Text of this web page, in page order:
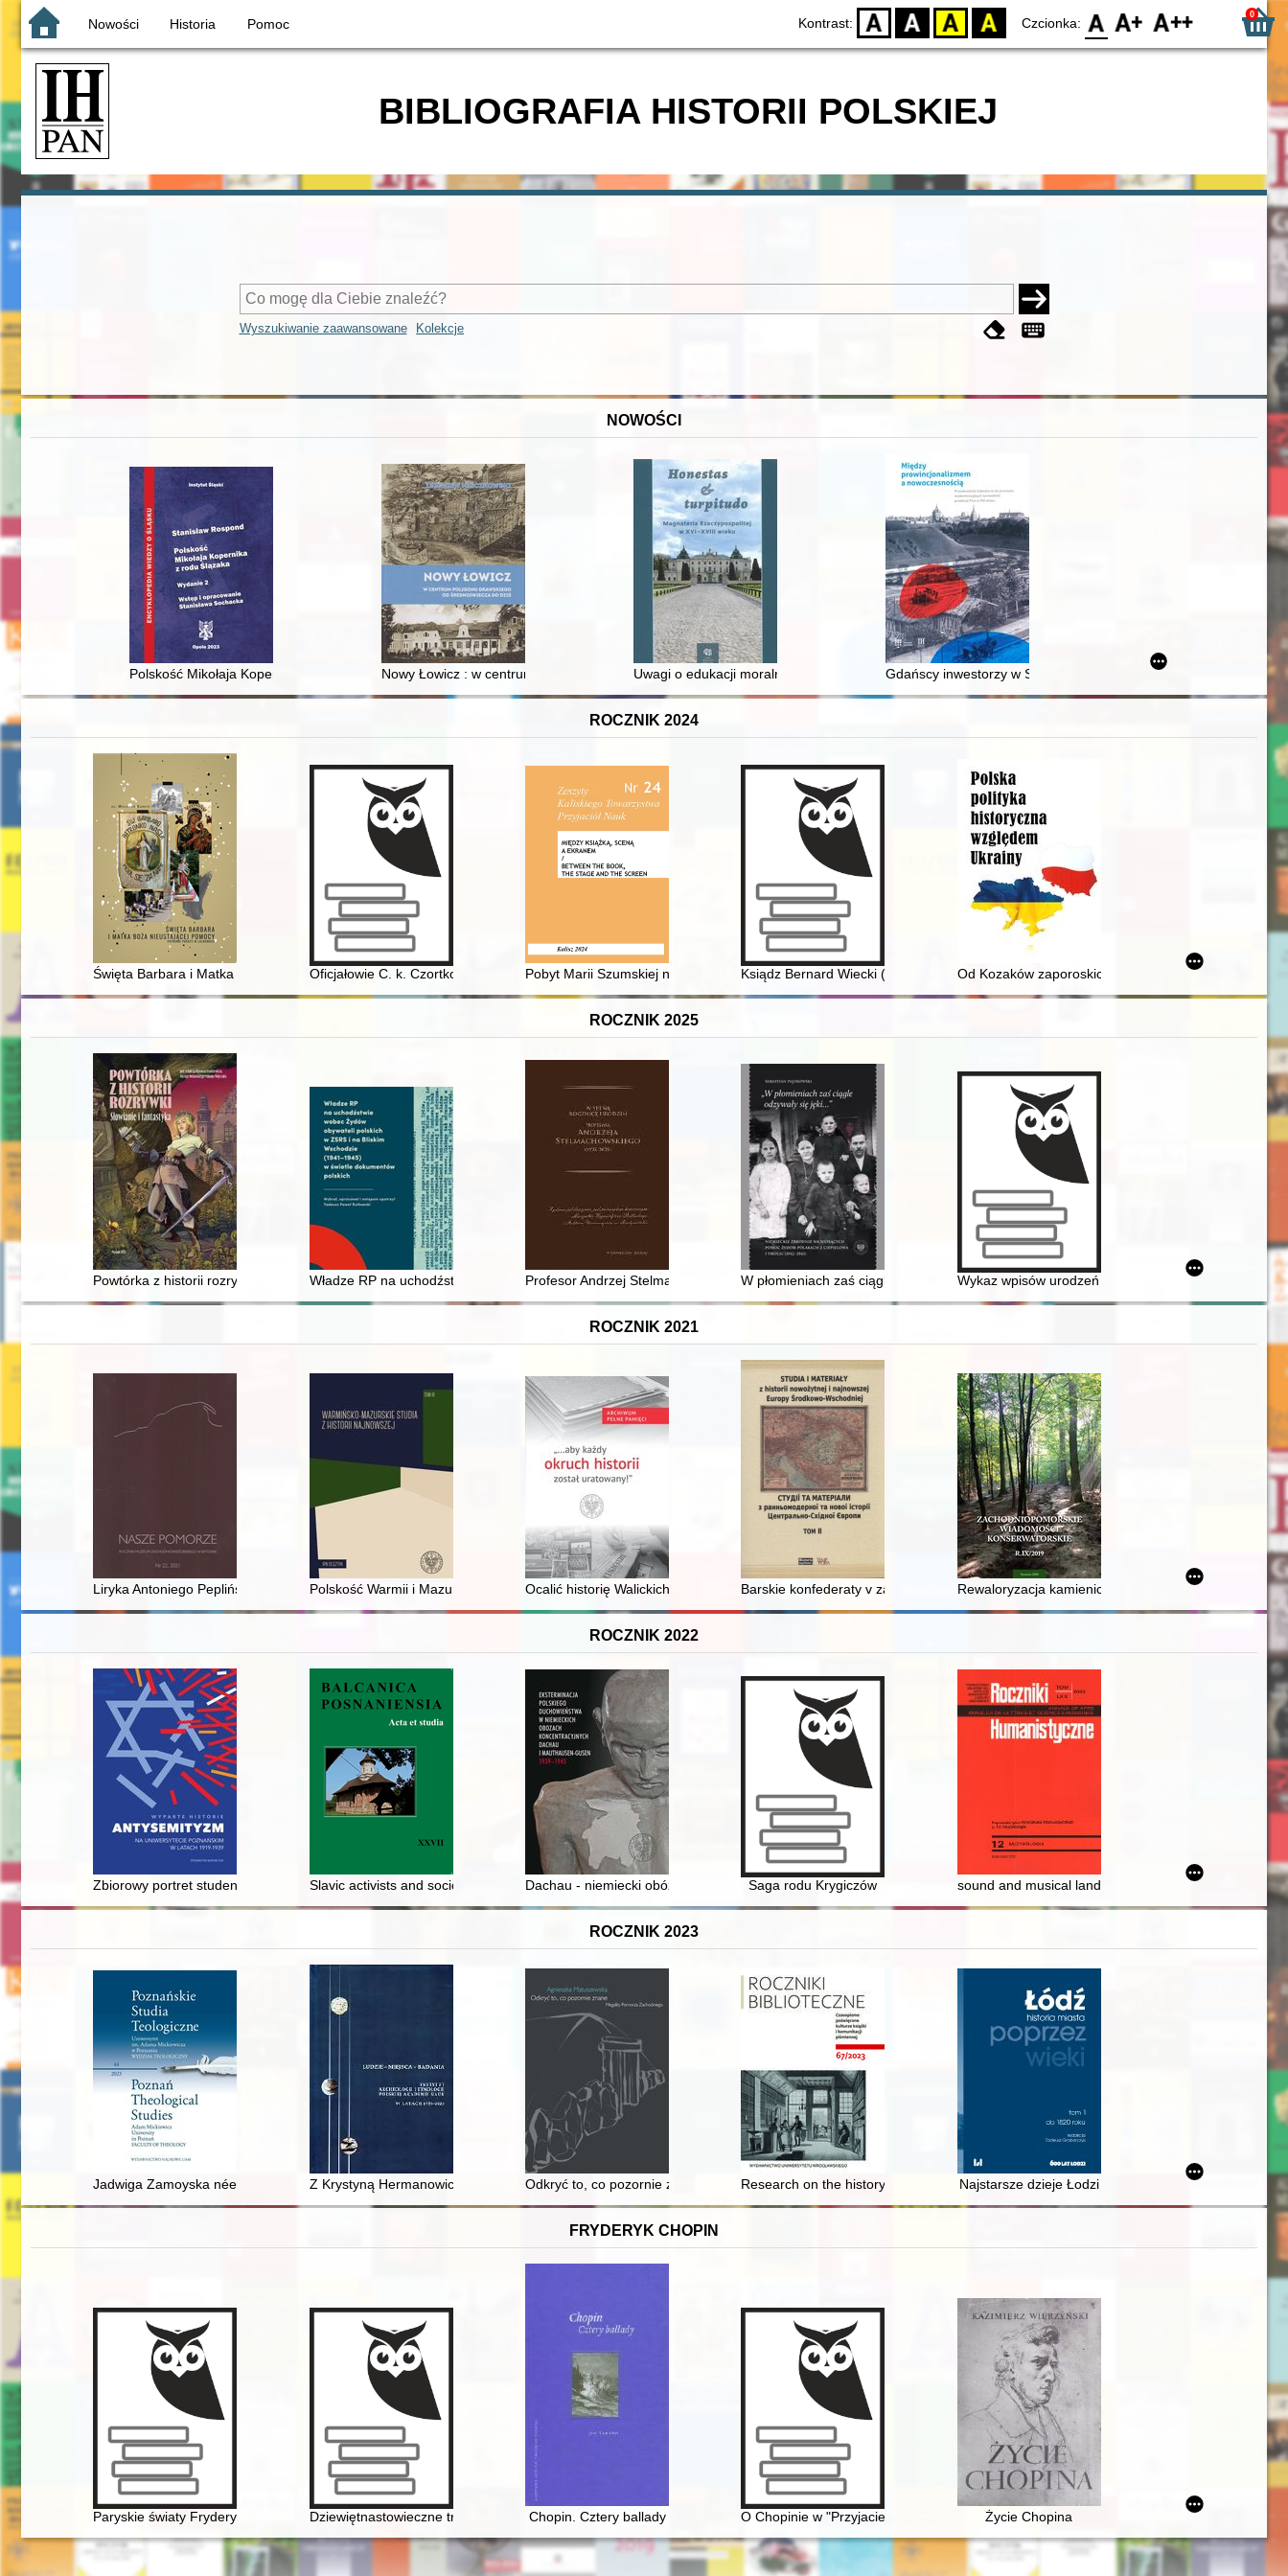
Nowości Historia Pomoc Kontrast: D BW YB BY Czcionka: F0 F1 F2 0
BIBLIOGRAFIA HISTORII POLSKIEJ
Wyszukiwanie zaawansowane Kolekcje
NOWOŚCI
Polskość Mikołaja Kopernika z rodu ŚlązakaNowy Łowicz : w centrum poligonu drawskiego od średniowiecza do dziśUwagi o edukacji moralnej synów szlacheckich w XVI-wiecznej Rzeczypospolitej
Gdańscy inwestorzy w Sopocie : prestiż finansowy i towarzyski
ROCZNIK 2024
Święta Barbara i Matka Boża Nieustającej Pomocy Patronki Parafii w Lalkowach
Oficjałowie C. k. Czortkowskiego Urzędu Cyrkularnego w Zaleszczykach w latach 1816-1826 = Officials of the Imperial-Royal Chortkiv Circular Office in
Pobyt Marii Szumskiej na pensji Heleny Semadeniowej w KaliszuKsiądz Bernard Wiecki (1884-1940) : męczennik II wojny światowej, na tle dziejów wsi,
Od Kozaków zaporoskich do Akcji „Wisła” : relacje
ROCZNIK 2025
Powtórka z historii rozrywki : Słowianie i fantastykaWładze RP na uchodźstwie wobec Żydów obywateli polskich w ZSRS i na Bliskim Wschodzie (1941-1945) w świetle dokumentów polskich
Profesor Andrzej Stelmachowski : wybitny prawnik agrarystaW płomieniach zaś ciągle odzywały się jęki..." : niemieckie zbrodnie na niosących
Wykaz wpisów urodzeń z lat: 1884-1913 w Parafii
ROCZNIK 2021
Liryka Antoniego Peplińskiego z lat 1945-1948Polskość Warmii i Mazur w podręcznikach do nauki historii w szkołach powszechnych i podstawowych w Polsce Ludowej
Ocalić historię Walickich" Barskie konfederaty v zapadnoj Sibiri - recenzja]Rewaloryzacja kamienicy Hemptenmacherów w
ROCZNIK 2022
Zbiorowy portret studentek i studentów wyznania mojżeszowego na Uniwersytecie Poznańskim w okresie dwudziestolecia międzywojennego
Slavic activists and socio-political situation in Bosnia at the turn of the 19th century : the foundations of the contemporary ethnic divisions
Dachau - niemiecki obóz koncentracyjny miejscem martyrologii duchowieństwa polskiego w latach 1939-1945
Saga rodu Krygiczów sound and musical landscape of a non-existent city :
ROCZNIK 2023
Jadwiga Zamoyska née Działyńska's way to holiness = Droga Jadwigi z Działyńskich Zamoyskiej do świętości
Z Krystyną Hermanowicz-Nowak i Ewą Baniowską-Kopacz rozmawia Katarzyna Kość-Ryżko
Odkryć to, co pozornie znane : megality Pomorza ZachodniegoResearch on the history of libraries and librarianship in Poland : a survey, 1945–2015
Najstarsze dzieje Łodzi
FRYDERYK CHOPIN
Paryskie światy Fryderyka Chopina [1810-1849]Dziewiętnastowieczne transkrypcje utworów Fryderyka Chopina. Aspekty historyczne, teoretyczne i estetyczne
Chopin. Cztery ballady O Chopinie w "Przyjacielu Ludu" (1836) Życie Chopina